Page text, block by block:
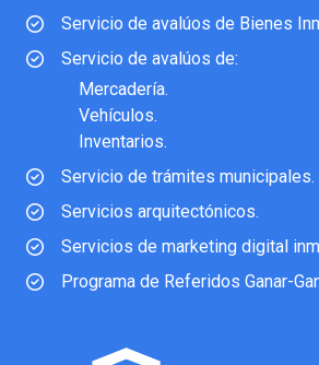
Servicio de avalúos de Bienes
Servicio de avalúos de:
Mercadería.
Vehículos.
Inventarios.
Servicio de trámites municipales.
Servicios arquitectónicos.
Servicios de marketing digital
Programa de Referidos Ganar-